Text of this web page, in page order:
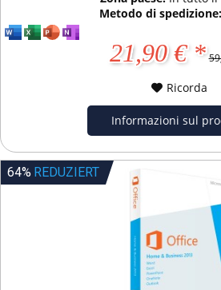
Metodo di spedizione:
21,90 € *
Ricorda
Informazioni sul
64% REDUZIERT